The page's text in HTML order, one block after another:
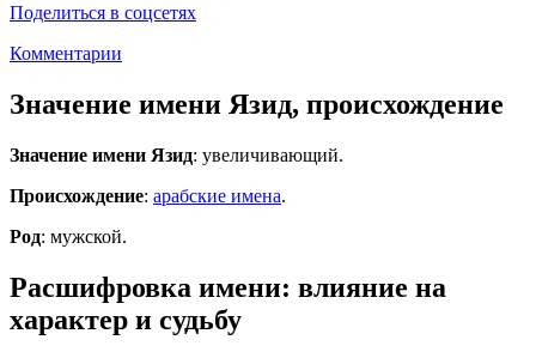
Поделиться в соцсетях
Комментарии
Значение имени Язид, происхождение
Значение имени Язид: увеличивающий.
Происхождение: арабские имена.
Род: мужской.
Расшифровка имени: влияние на
характер и судьбу